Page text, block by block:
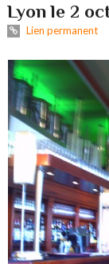
Lyon le 2
Lien permanent